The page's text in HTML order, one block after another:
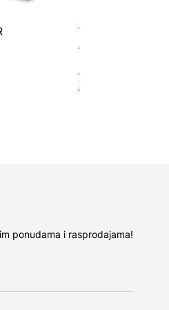
TV LG 43″ QNED
43QNED80A3A
794,80
883,10
ponudama i rasprodajama!